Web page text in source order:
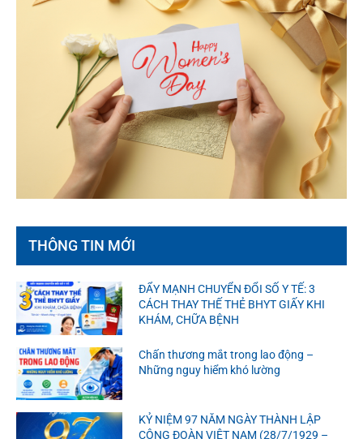
THÔNG TIN MỚI
ĐẨY MẠNH CHUYỂN ĐỔI SỐ Y TẾ: 3
CÁCH THAY THẾ THẺ BHYT GIẤY KHI
KHÁM, CHỮA BỆNH
Chấn thương mắt trong lao động –
Những nguy hiểm khó lường
KỶ NIỆM 97 NĂM NGÀY THÀNH LẬP
CÔNG ĐOÀN VIỆT NAM (28/7/1929 –